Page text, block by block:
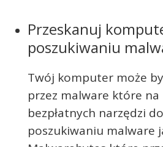
Przeskanuj
poszukiwaniu
Twój komputer może
przez malware które na
bezpłatnych narzędzi
poszukiwaniu malware